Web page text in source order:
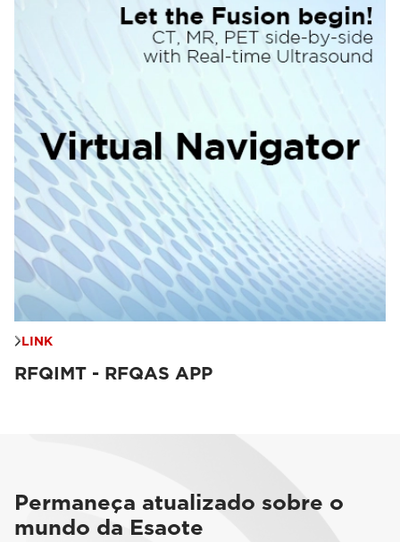
LINK
RFQIMT - RFQAS APP
Permaneça atualizado sobre o
mundo da Esaote